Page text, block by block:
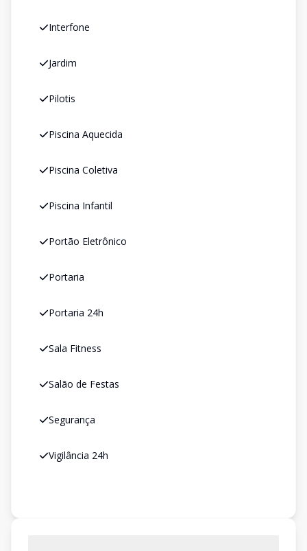
Interfone
Jardim
Pilotis
Piscina Aquecida
Piscina Coletiva
Piscina Infantil
Portão Eletrônico
Portaria
Portaria 24h
Sala Fitness
Salão de Festas
Segurança
Vigilância 24h